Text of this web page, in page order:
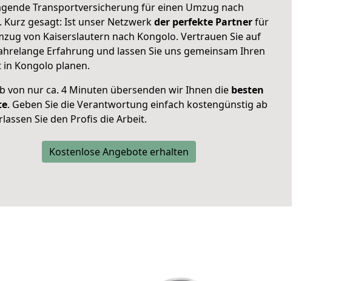
Transportversicherung für einen Umzug nach
Kurz gesagt: Ist unser Netzwerkder perfekte Partnerfür
von Kaiserslautern nach Kongolo. Vertrauen Sie auf
Erfahrung und lassen Sie uns gemeinsam Ihren
in Kongolo planen.
von nur ca. 4 Minuten übersenden wir Ihnen die besten
. Geben Sie die Verantwortung einfach kostengünstig ab
Sie den Profis die Arbeit.
Kostenlose Angebote erhalten